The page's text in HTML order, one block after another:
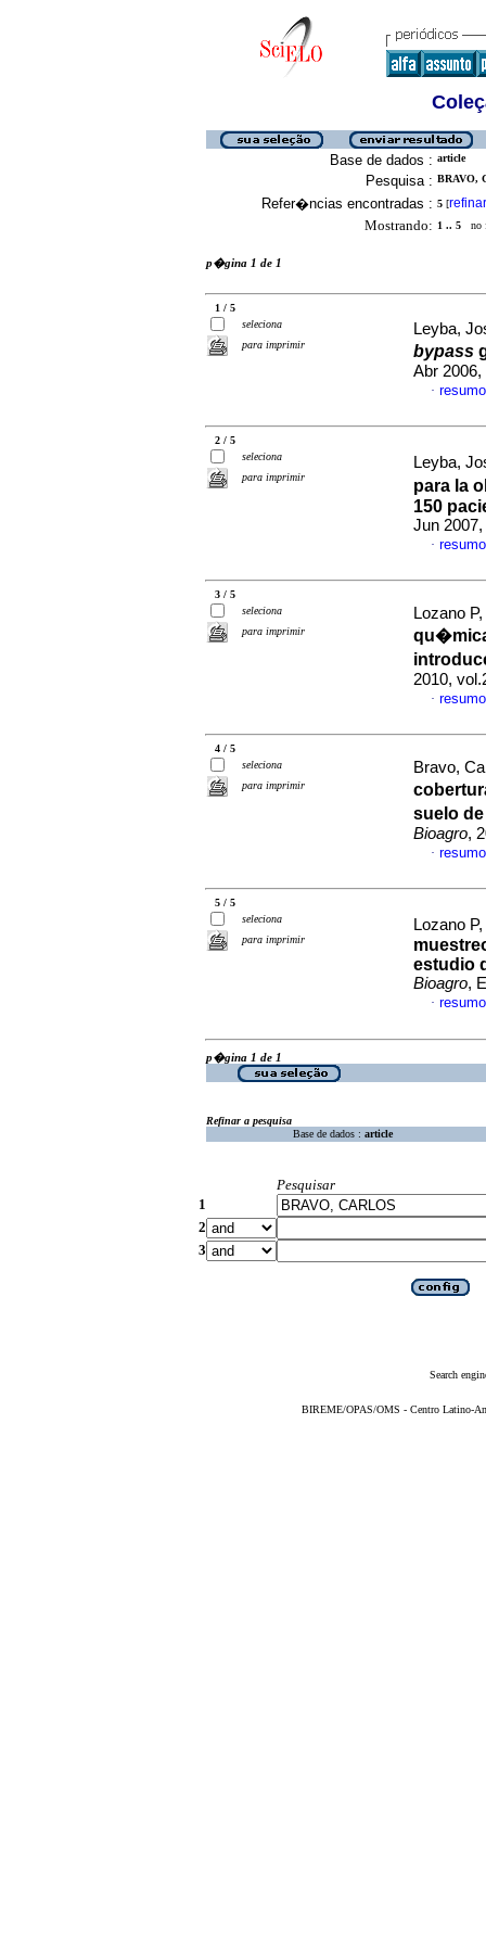
Base de dados : article
Pesquisa : BRAVO,
Refer�ncias encontradas : 5 [refinar
Mostrando: 1 .. 5 no
p�gina 1 de 1
1 / 5
seleciona
para imprimir
Leyba,
bypass
Abr 2006,
·
2 / 5
seleciona
para imprimir
Leyba,
para la
150
Jun
·
3 / 5
seleciona
para imprimir
Lozano
2010,
·
4 / 5
seleciona
para imprimir
Bravo,
suelo
Bioagro,
·
5 / 5
seleciona
para imprimir
Lozano
estudio
Bioagro,
·
p�gina 1 de 1
Refinar a pesquisa
Base de dados : article
Pesquisar
1
2
3
Search
BIREME/OPAS/OMS - Centro Latino-